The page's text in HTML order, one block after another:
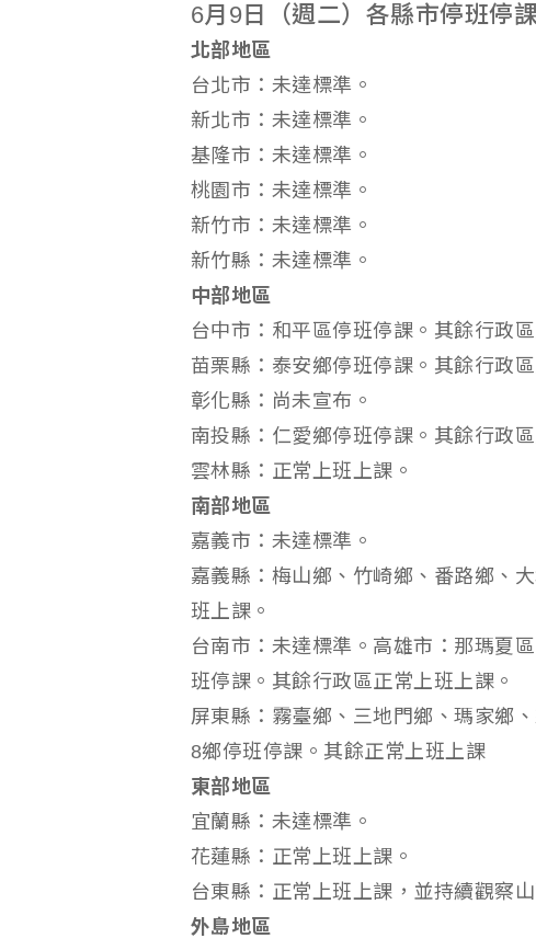
6月9日（週二）各縣市停班停
北部地區
台北市：未達標準。
新北市：未達標準。
基隆市：未達標準。
桃園市：未達標準。
新竹市：未達標準。
新竹縣：未達標準。
中部地區
台中市：和平區停班停課。其餘行政
苗栗縣：泰安鄉停班停課。其餘行政
彰化縣：尚未宣布。
南投縣：仁愛鄉停班停課。其餘行政
雲林縣：正常上班上課。
南部地區
嘉義市：未達標準。
嘉義縣：梅山鄉、竹崎鄉、番路鄉、
班上課。
台南市：未達標準。高雄市：那瑪夏
班停課。其餘行政區正常上班上課。
屏東縣：霧臺鄉、三地門鄉、瑪家鄉
8鄉停班停課。其餘正常上班上課
東部地區
宜蘭縣：未達標準。
花蓮縣：正常上班上課。
台東縣：正常上班上課，並持續觀察
外島地區